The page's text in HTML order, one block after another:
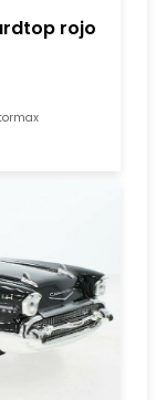
rojo